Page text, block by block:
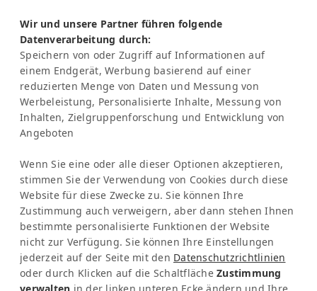
Tel:+49-221-7597715
SERVICE
Frequently Asked Question (FAQ)
Latinconnect Academy
Support
RECHTLICHES
Impressum
Datenschutzbestimmungen
KI & Transparenz
NEWSLETTER
Bleib informiert über News & Events
Wir und unsere Partner führen folgende
Datenverarbeitung durch:
Speichern von oder Zugriff auf Informationen auf
einem Endgerät, Werbung basierend auf einer
reduzierten Menge von Daten und Messung von
Werbeleistung, Personalisierte Inhalte, Messung von
Inhalten, Zielgruppenforschung und Entwicklung von
Angeboten
Wenn Sie eine oder alle dieser Optionen akzeptieren,
stimmen Sie der Verwendung von Cookies durch diese
Website für diese Zwecke zu. Sie können Ihre
Zustimmung auch verweigern, aber dann stehen Ihnen
bestimmte personalisierte Funktionen der Website
nicht zur Verfügung. Sie können Ihre Einstellungen
jederzeit auf der Seite mit den Datenschutzrichtlinien
oder durch Klicken auf die Schaltfläche Zustimmung